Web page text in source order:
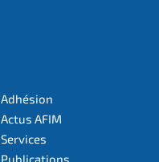
Adhésion
Actus AFIM
Services
Publications